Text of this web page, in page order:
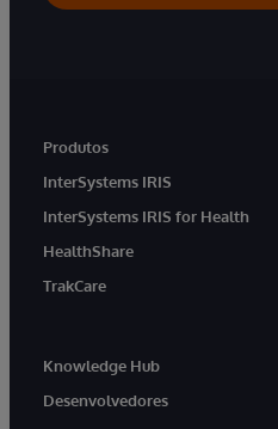
Produtos
InterSystems IRIS
InterSystems IRIS for Health
HealthShare
TrakCare
Knowledge Hub
Desenvolvedores